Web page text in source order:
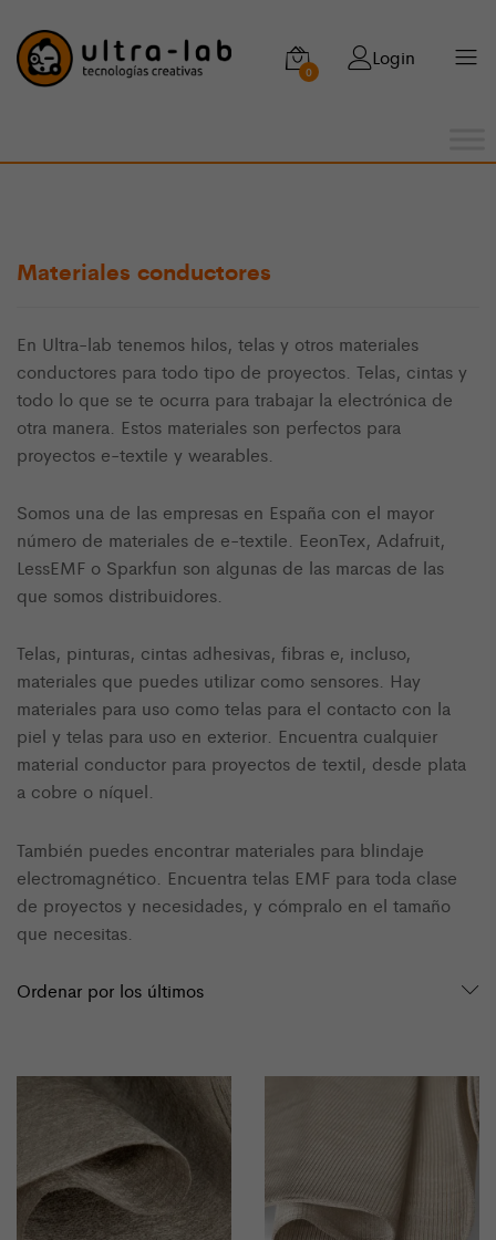
0
Login
Materiales conductores
En Ultra-lab tenemos hilos, telas y otros materiales
conductores para todo tipo de proyectos. Telas, cintas y
todo lo que se te ocurra para trabajar la electrónica de
otra manera. Estos materiales son perfectos para
proyectos e-textile y wearables.
Somos una de las empresas en España con el mayor
número de materiales de e-textile. EeonTex, Adafruit,
LessEMF o Sparkfun son algunas de las marcas de las
que somos distribuidores.
Telas, pinturas, cintas adhesivas, fibras e, incluso,
materiales que puedes utilizar como sensores. Hay
materiales para uso como telas para el contacto con la
piel y telas para uso en exterior. Encuentra cualquier
material conductor para proyectos de textil, desde plata
a cobre o níquel.
También puedes encontrar materiales para blindaje
electromagnético. Encuentra telas EMF para toda clase
de proyectos y necesidades, y cómpralo en el tamaño
que necesitas.
Ordenar por los últimos